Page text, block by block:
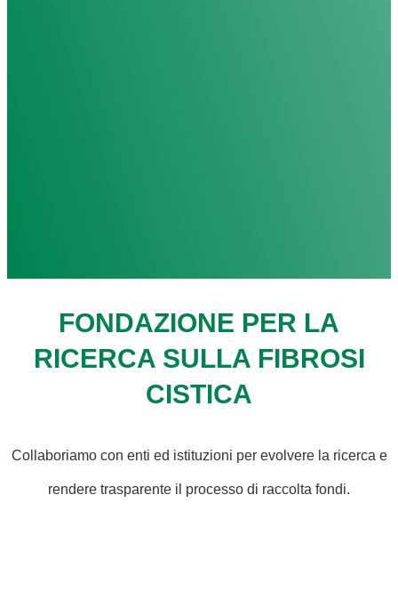
FONDAZIONE PER LA
RICERCA SULLA FIBROSI
CISTICA
Collaboriamo con enti ed istituzioni per evolvere la ricerca e
rendere trasparente il processo di raccolta fondi.